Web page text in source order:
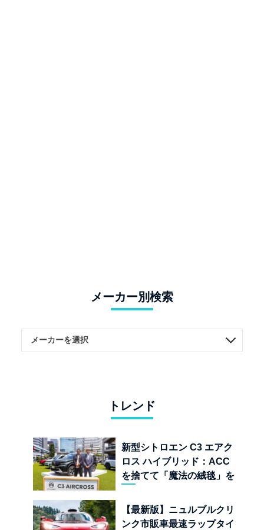
メーカー別検索
トレンド
新型シトロエン C3 エアク
ロス ハイブリッド：ACC
を捨てて「魔法の絨毯」を
児
【最新版】ニュルブルクリ
ンク市販車最速ラップタイ